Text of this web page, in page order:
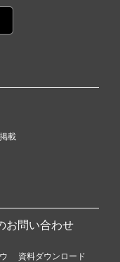
載
お問い合わせ
資料ダウンロード